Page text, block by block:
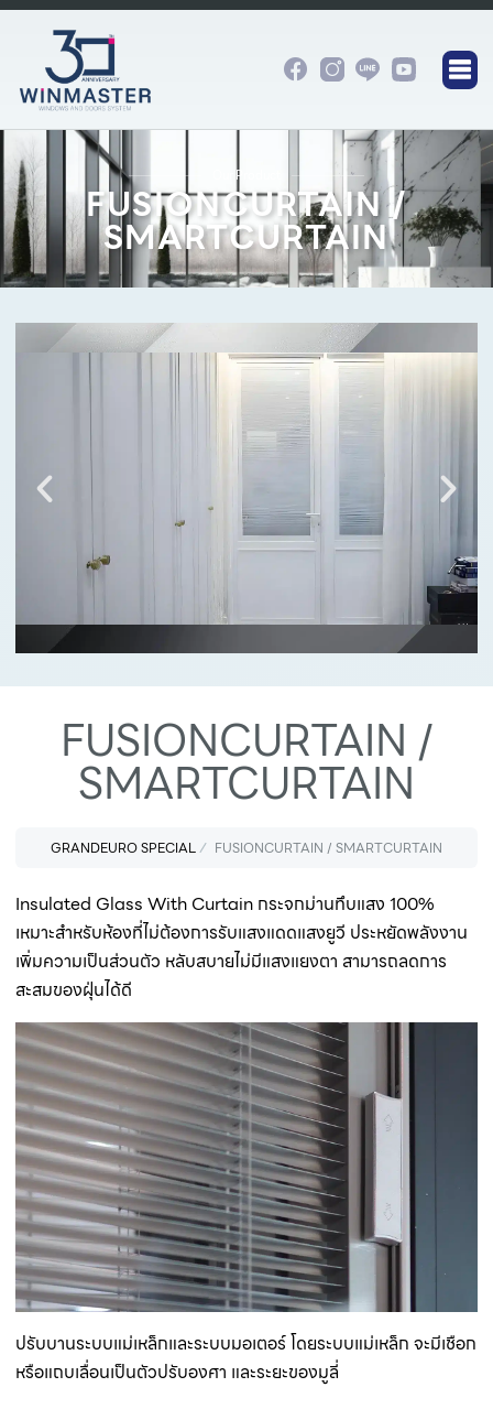
Our Product
FUSIONCURTAIN /
SMARTCURTAIN
FUSIONCURTAIN /
SMARTCURTAIN
GRANDEURO SPECIAL FUSIONCURTAIN / SMARTCURTAIN
Insulated Glass With Curtain กระจกม่านทึบแสง 100%
เหมาะสำหรับห้องที่ไม่ต้องการรับแสงแดดแสงยูวี ประหยัดพลังงาน
เพิ่มความเป็นส่วนตัว หลับสบายไม่มีแสงแยงตา สามารถลดการ
สะสมของฝุ่นได้ดี
ปรับบานระบบแม่เหล็กและระบบมอเตอร์ โดยระบบแม่เหล็ก จะมีเชือก
หรือแถบเลื่อนเป็นตัวปรับองศา และระยะของมูลี่